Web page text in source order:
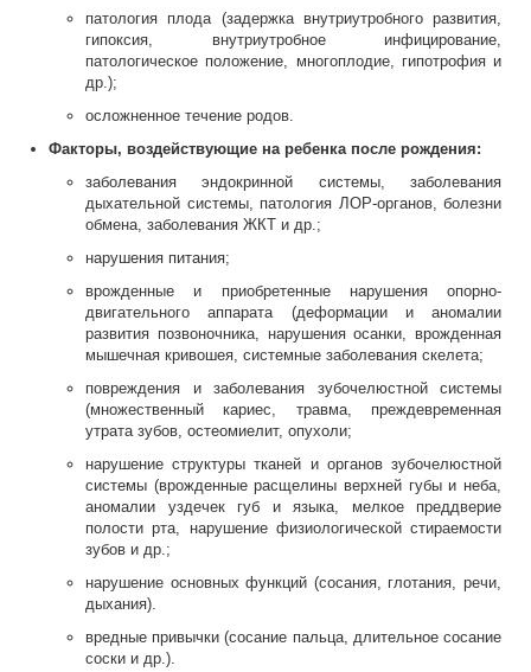
патология плода (задержка внутриутробного развития,
гипоксия, внутриутробное инфицирование,
патологическое положение, многоплодие, гипотрофия и
др.);
осложненное течение родов.
Факторы, воздействующие на ребенка после рождения:
заболевания эндокринной системы, заболевания
дыхательной системы, патология ЛОР-органов, болезни
обмена, заболевания ЖКТ и др.;
нарушения питания;
врожденные и приобретенные нарушения опорно-
двигательного аппарата (деформации и аномалии
развития позвоночника, нарушения осанки, врожденная
мышечная кривошея, системные заболевания скелета;
повреждения и заболевания зубочелюстной системы
(множественный кариес, травма, преждевременная
утрата зубов, остеомиелит, опухоли;
нарушение структуры тканей и органов зубочелюстной
системы (врожденные расщелины верхней губы и неба,
аномалии уздечек губ и языка, мелкое преддверие
полости рта, нарушение физиологической стираемости
зубов и др.;
нарушение основных функций (сосания, глотания, речи,
дыхания).
вредные привычки (сосание пальца, длительное сосание
соски и др.).